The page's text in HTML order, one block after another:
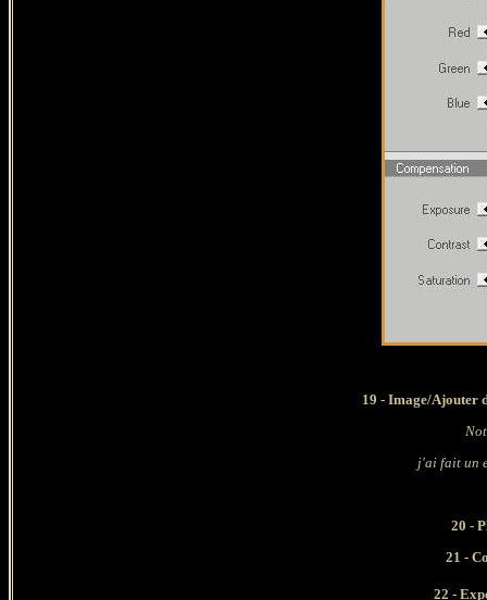
19 - Image/Ajouter
j'ai fait un
20 -
21 -
22 -